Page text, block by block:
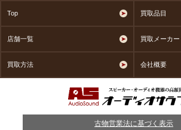
Top 買取品目
店舗一覧 買取メーカー
買取方法 会社概要
古物営業法に基づく表示